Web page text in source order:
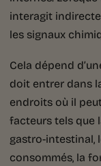
interagit
les signaux
Cela dépend
doit entrer dans
endroits où il
facteurs tels que
gastro-intestinal,
consommés, la